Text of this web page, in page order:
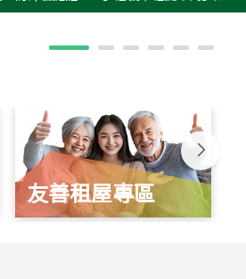
友善租屋專區